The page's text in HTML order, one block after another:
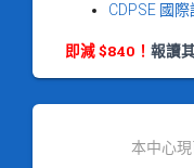
CDPSE 國
即減 $840！ 報讀
本中心